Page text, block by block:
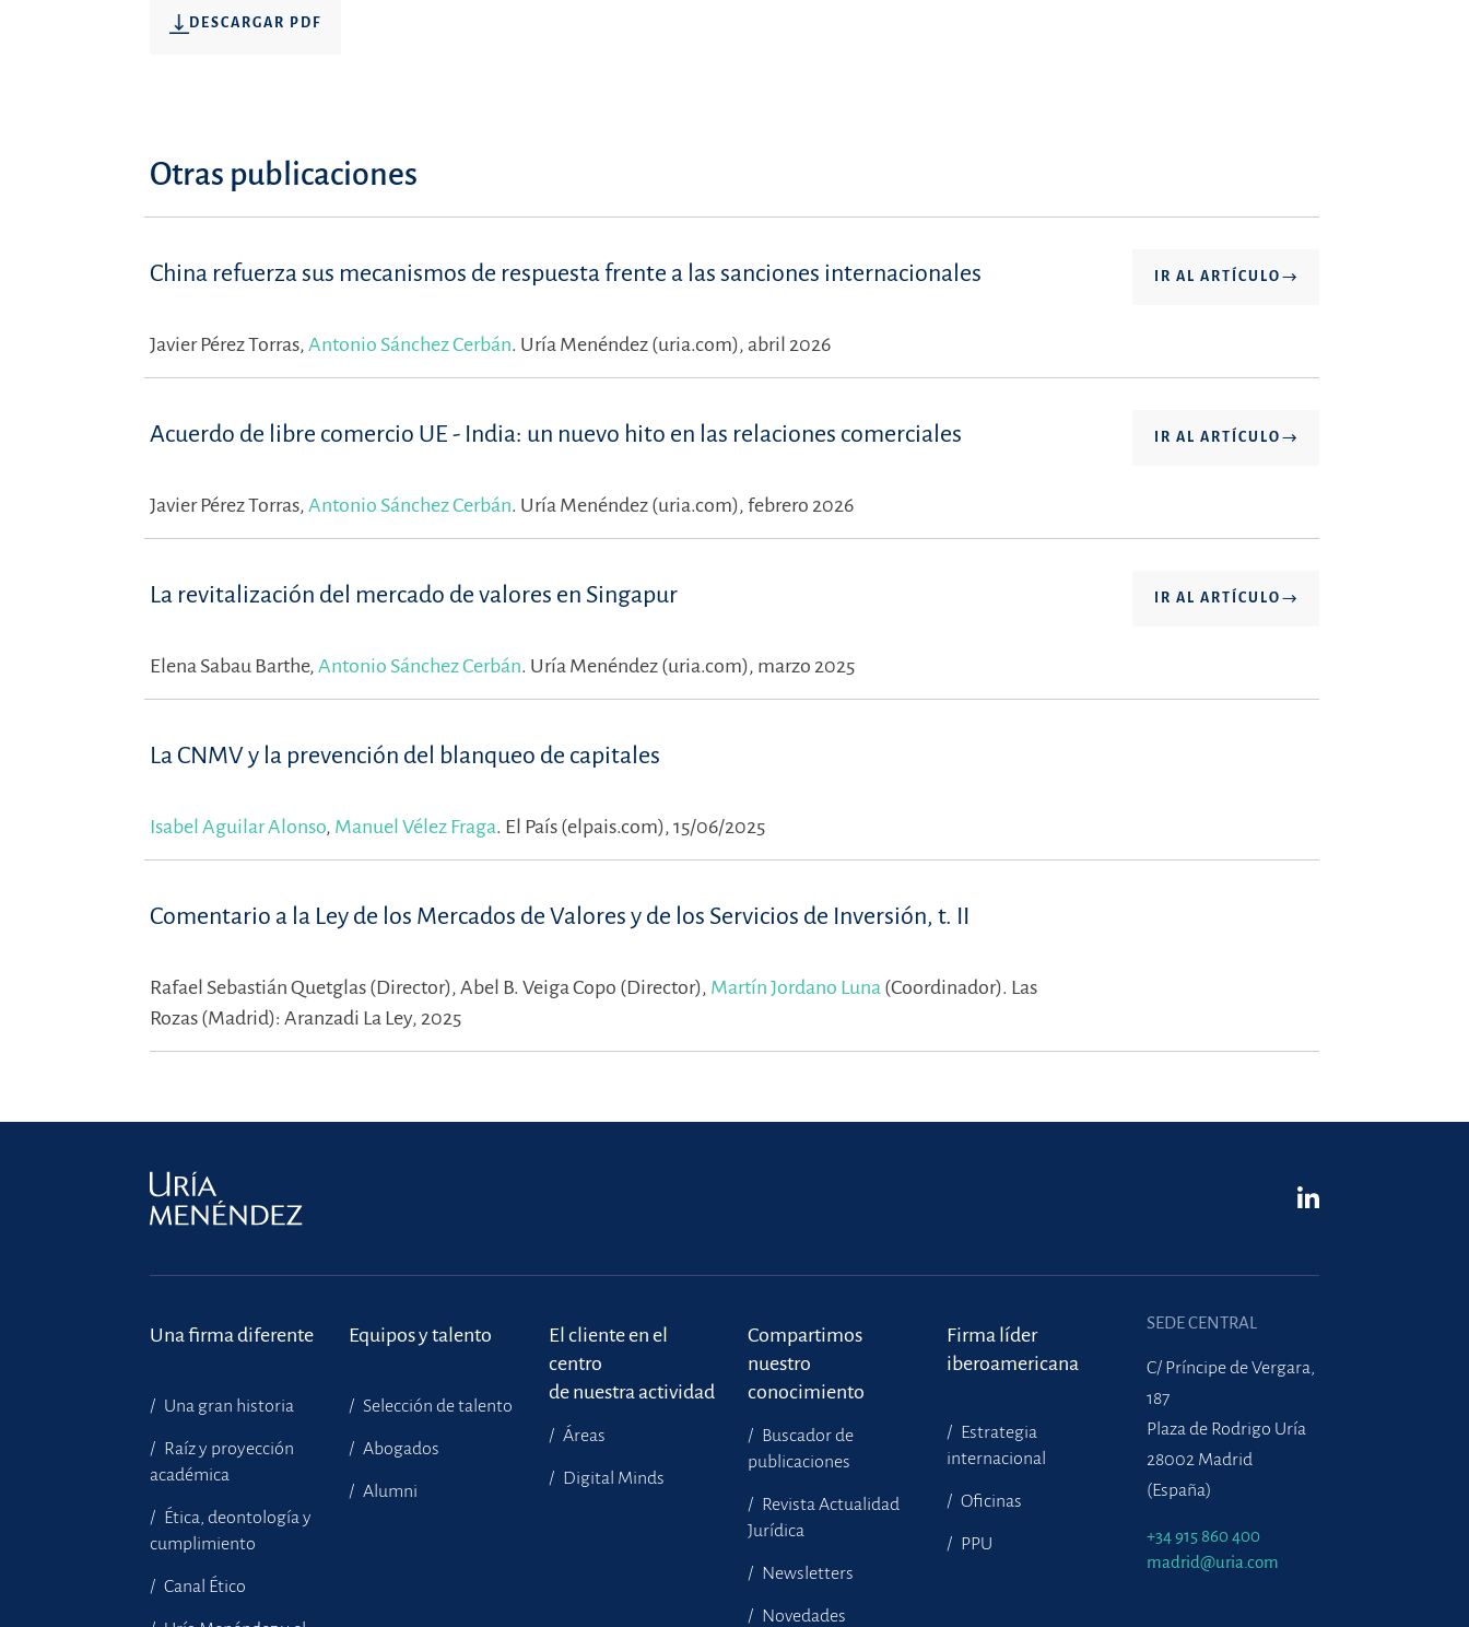
DESCARGAR PDF
Otras publicaciones
China refuerza sus mecanismos de respuesta frente a las sanciones internacionales IR AL ARTÍCULO
Javier Pérez Torras, Antonio Sánchez Cerbán. Uría Menéndez (uria.com), abril 2026
Acuerdo de libre comercio UE - India: un nuevo hito en las relaciones comerciales IR AL ARTÍCULO
Javier Pérez Torras, Antonio Sánchez Cerbán. Uría Menéndez (uria.com), febrero 2026
La revitalización del mercado de valores en Singapur IR AL ARTÍCULO
Elena Sabau Barthe, Antonio Sánchez Cerbán. Uría Menéndez (uria.com), marzo 2025
La CNMV y la prevención del blanqueo de capitales
Isabel Aguilar Alonso, Manuel Vélez Fraga. El País (elpais.com), 15/06/2025
Comentario a la Ley de los Mercados de Valores y de los Servicios de Inversión, t. II
Rafael Sebastián Quetglas (Director), Abel B. Veiga Copo (Director), Martín Jordano Luna (Coordinador). Las
Rozas (Madrid): Aranzadi La Ley, 2025
Una firma diferente
Una gran historia
Raíz y proyección
académica
Ética, deontología y
cumplimiento
Canal Ético
Equipos y talento
Selección de talento
Abogados
Alumni
El cliente en el
centro
de nuestra actividad
Áreas
Digital Minds
Compartimos
nuestro
conocimiento
Buscador de
publicaciones
Revista Actualidad
Jurídica
Newsletters
Novedades
Firma líder
iberoamericana
Estrategia
internacional
Oficinas
PPU
SEDE CENTRAL
C/ Príncipe de Vergara,
187
Plaza de Rodrigo Uría
28002 Madrid
(España)
+34 915 860 400
madrid@uria.com